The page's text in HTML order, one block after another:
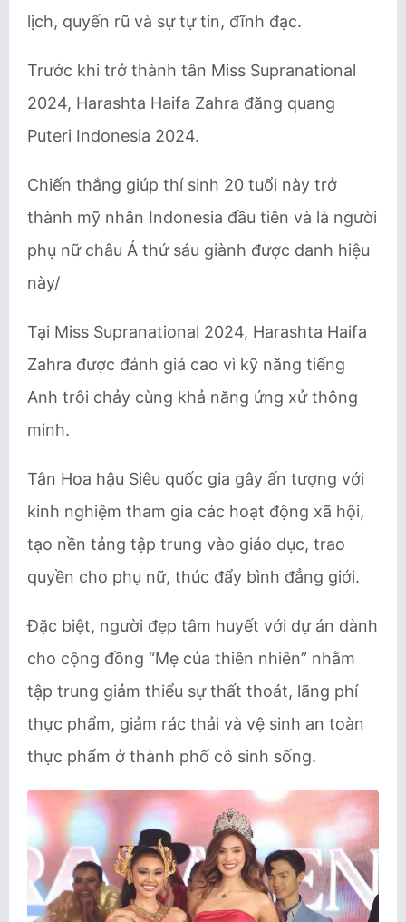
lịch, quyến rũ và sự tự tin, đĩnh đạc.
Trước khi trở thành tân Miss Supranational
2024, Harashta Haifa Zahra đăng quang
Puteri Indonesia 2024.
Chiến thắng giúp thí sinh 20 tuổi này trở
thành mỹ nhân Indonesia đầu tiên và là người
phụ nữ châu Á thứ sáu giành được danh hiệu
này/
Tại Miss Supranational 2024, Harashta Haifa
Zahra được đánh giá cao vì kỹ năng tiếng
Anh trôi chảy cùng khả năng ứng xử thông
minh.
Tân Hoa hậu Siêu quốc gia gây ấn tượng với
kinh nghiệm tham gia các hoạt động xã hội,
tạo nền tảng tập trung vào giáo dục, trao
quyền cho phụ nữ, thúc đẩy bình đẳng giới.
Đặc biệt, người đẹp tâm huyết với dự án dành
cho cộng đồng “Mẹ của thiên nhiên” nhằm
tập trung giảm thiểu sự thất thoát, lãng phí
thực phẩm, giảm rác thải và vệ sinh an toàn
thực phẩm ở thành phố cô sinh sống.